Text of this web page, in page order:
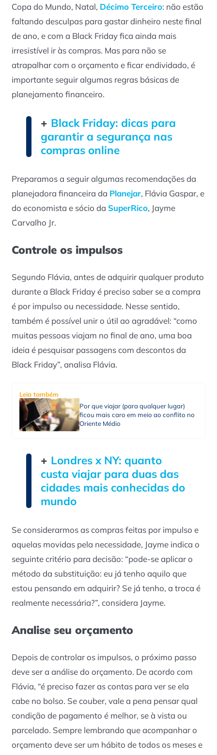
Copa do Mundo, Natal, Décimo Terceiro: não estão
faltando desculpas para gastar dinheiro neste final
de ano, e com a Black Friday fica ainda mais
irresistível ir às compras. Mas para não se
atrapalhar com o orçamento e ficar endividado, é
importante seguir algumas regras básicas de
planejamento financeiro.
+ Black Friday: dicas para
garantir a segurança nas
compras online
Preparamos a seguir algumas recomendações da
planejadora financeira da Planejar, Flávia Gaspar, e
do economista e sócio da SuperRico, Jayme
Carvalho Jr.
Controle os impulsos
Segundo Flávia, antes de adquirir qualquer produto
durante a Black Friday é preciso saber se a compra
é por impulso ou necessidade. Nesse sentido,
também é possível unir o útil ao agradável: “como
muitas pessoas viajam no final de ano, uma boa
ideia é pesquisar passagens com descontos da
Black Friday”, analisa Flávia.
Leia também
Por que viajar (para qualquer lugar)
ficou mais caro em meio ao conflito no
Oriente Médio
+ Londres x NY: quanto
custa viajar para duas das
cidades mais conhecidas do
mundo
Se considerarmos as compras feitas por impulso e
aquelas movidas pela necessidade, Jayme indica o
seguinte critério para decisão: “pode-se aplicar o
método da substituição: eu já tenho aquilo que
estou pensando em adquirir? Se já tenho, a troca é
realmente necessária?”, considera Jayme.
Analise seu orçamento
Depois de controlar os impulsos, o próximo passo
deve ser a análise do orçamento. De acordo com
Flávia, “é preciso fazer as contas para ver se ela
cabe no bolso. Se couber, vale a pena pensar qual
condição de pagamento é melhor, se à vista ou
parcelado. Sempre lembrando que acompanhar o
orçamento deve ser um hábito de todos os meses e